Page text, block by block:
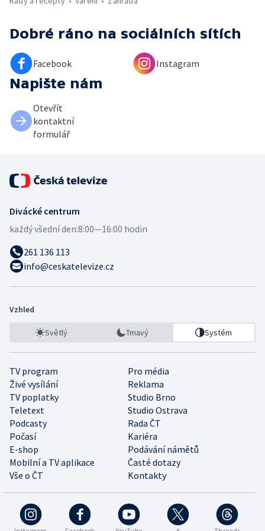
Dobré ráno na sociálních sítích
Facebook Instagram
Napište nám
Otevřít
kontaktní
formulář
Divácké centrum
každý všední den:8:00—16:00 hodin
261 136 113
info@ceskatelevize.cz
Vzhled
Světlý Tmavý Systém
TV program
Pro média
Živé vysílání
Reklama
TV poplatky
Studio Brno
Teletext
Studio Ostrava
Podcasty
Rada ČT
Počasí
Kariéra
E-shop
Podávání námětů
Mobilní a TV aplikace
Časté dotazy
Vše o ČT
Kontakty